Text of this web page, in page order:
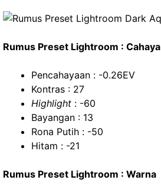
Rumus Preset Lightroom : Cahaya
Pencahayaan : -0.26EV
Kontras : 27
Highlight : -60
Bayangan : 13
Rona Putih : -50
Hitam : -21
Rumus Preset Lightroom : Warna